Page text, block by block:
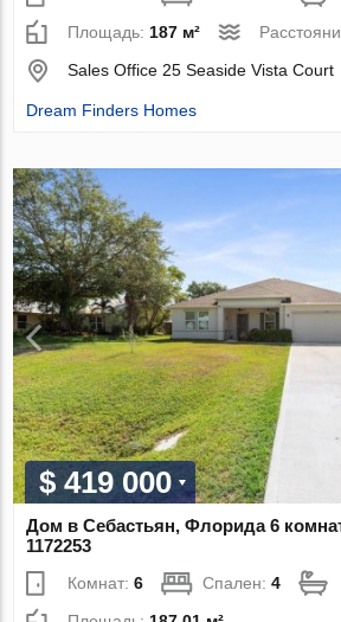
Площадь: 187 м²
Sales Office 25 Seaside Vista Court
Dream Finders Homes
$ 419 000
Дом в Себастьян, Флорида 6
1172253
Комнат:6 Спален:4